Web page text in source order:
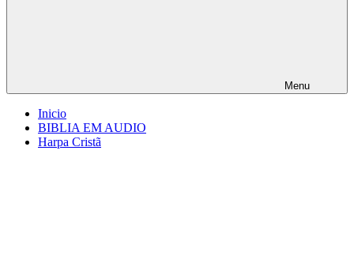
Menu
Inicio
BIBLIA EM AUDIO
Harpa Cristã